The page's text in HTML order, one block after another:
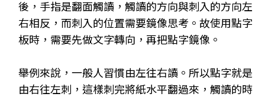
後，手指是翻面觸讀，觸讀的方向與刺入的方向左
右相反，而刺入的位置需要鏡像思考。故使用點字
板時，需要先做文字轉向，再把點字鏡像。
舉例來說，一般人習慣由左往右讀。所以點字就是
由右往左刺，這樣刺完將紙水平翻過來，觸讀的時